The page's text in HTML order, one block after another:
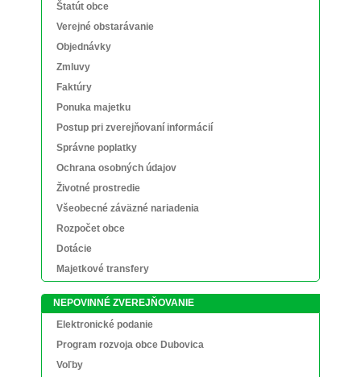
Štatút obce
Verejné obstarávanie
Objednávky
Zmluvy
Faktúry
Ponuka majetku
Postup pri zverejňovaní informácií
Správne poplatky
Ochrana osobných údajov
Životné prostredie
Všeobecné záväzné nariadenia
Rozpočet obce
Dotácie
Majetkové transfery
NEPOVINNÉ ZVEREJŇOVANIE
Elektronické podanie
Program rozvoja obce Dubovica
Voľby